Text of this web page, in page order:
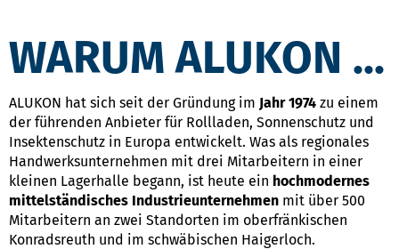
WARUM ALUKON ...
ALUKON hat sich seit der Gründung im Jahr 1974 zu einem
der führenden Anbieter für Rollladen, Sonnenschutz und
Insektenschutz in Europa entwickelt. Was als regionales
Handwerksunternehmen mit drei Mitarbeitern in einer
kleinen Lagerhalle begann, ist heute ein hochmodernes
mittelständisches Industrieunternehmen mit über 500
Mitarbeitern an zwei Standorten im oberfränkischen
Konradsreuth und im schwäbischen Haigerloch.